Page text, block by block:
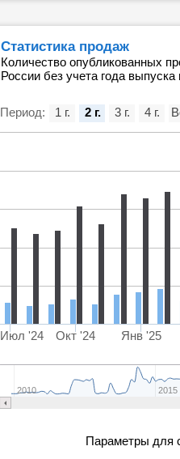
Статистика продаж
Количество опубликованных
России без учета года выпуска
Период:
Июл '24 Окт '24 Янв '25
2010 2015
1 г. 2 г. 3 г. 4 г.
Параметры для